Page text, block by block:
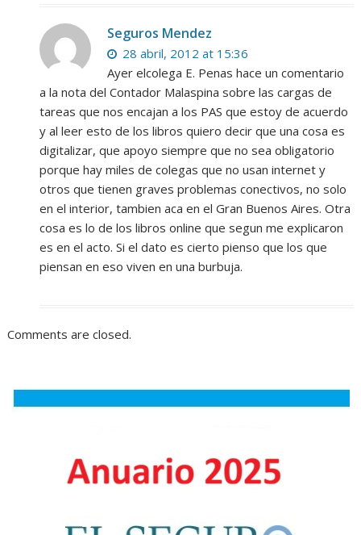
Seguros Mendez
28 abril, 2012 at 15:36
Ayer elcolega E. Penas hace un comentario
a la nota del Contador Malaspina sobre las cargas de
tareas que nos encajan a los PAS que estoy de acuerdo
y al leer esto de los libros quiero decir que una cosa es
digitalizar, que apoyo siempre que no sea obligatorio
porque hay miles de colegas que no usan internet y
otros que tienen graves problemas conectivos, no solo
en el interior, tambien aca en el Gran Buenos Aires. Otra
cosa es lo de los libros online que segun me explicaron
es en el acto. Si el dato es cierto pienso que los que
piensan en eso viven en una burbuja.
Comments are closed.